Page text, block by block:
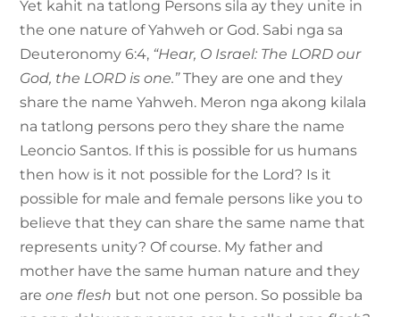
Yet kahit na tatlong Persons sila ay they unite in
the one nature of Yahweh or God. Sabi nga sa
Deuteronomy 6:4, “Hear, O Israel: The LORD our
God, the LORD is one.”They are one and they
share the name Yahweh. Meron nga akong kilala
na tatlong persons pero they share the name
Leoncio Santos. If this is possible for us humans
then how is it not possible for the Lord? Is it
possible for male and female persons like you to
believe that they can share the same name that
represents unity? Of course. My father and
mother have the same human nature and they
areone flesh but not one person. So possible ba